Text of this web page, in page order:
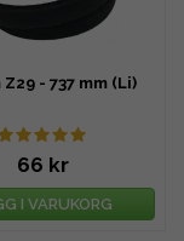
- 737 mm (Li)
66 kr
I VARUKORG